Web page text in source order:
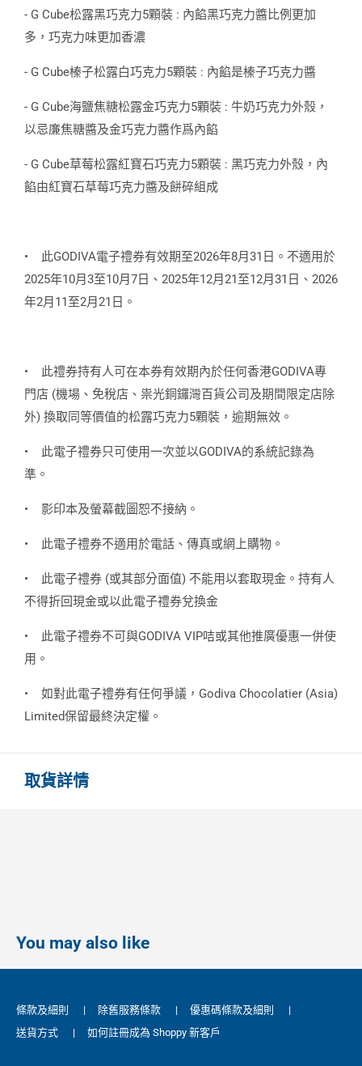
- G Cube松露黑巧克力5顆裝 : 內餡黑巧克力醬比例更加
多，巧克力味更加香濃
- G Cube榛子松露白巧克力5顆裝 : 內餡是榛子巧克力醬
- G Cube海鹽焦糖松露金巧克力5顆裝 : 牛奶巧克力外殼，
以忌廉焦糖醬及金巧克力醬作爲內餡
- G Cube草莓松露紅寶石巧克力5顆裝 : 黑巧克力外殼，內
餡由紅寶石草莓巧克力醬及餅碎組成
•
此GODIVA電子禮券有效期至2026年8月31日。不適用於
2025年10月3至10月7日、2025年12月21至12月31日、2026
年2月11至2月21日。
•
此禮券持有人可在本券有效期內於任何香港GODIVA專
門店 (機場、免稅店、祟光銅鑼灣百貨公司及期間限定店除
外) 換取同等價值的松露巧克力5顆裝，逾期無效。
•
此電子禮券只可使用一次並以GODIVA的系統記錄為
準。
• 影印本及螢幕截圖恕不接納。
• 此電子禮券不適用於電話、傳真或網上購物。
•
此電子禮券 (或其部分面值) 不能用以套取現金。持有人
不得折回現金或以此電子禮券兌換金
•
此電子禮券不可與GODIVA VIP咭或其他推廣優惠一併使
用。
•
如對此電子禮券有任何爭議，Godiva Chocolatier (Asia)
Limited保留最終決定權。
取貨詳情
You may also like
條款及細則 | 除舊服務條款 | 優惠碼條款及細則
|
送貨方式
| 如何註冊成為 Shoppy 新客戶